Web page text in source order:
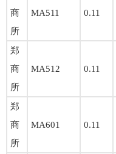
商
所
MA511 0.11
郑
商
所
MA512 0.11
郑
商
所
MA601 0.11